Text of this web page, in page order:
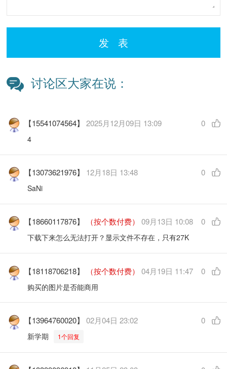
发 表
讨论区大家在说：
【15541074564】2025月12月09日 13:09 0
4
【13073621976】 12月18日 13:48 0
SaNi
【18660117876】 （按个数付费） 09月13日 10:08 0
下载下来怎么无法打开？显示文件不存在，只有27K
【18118706218】 （按个数付费） 04月19日 11:47 0
购买的图片是否能商用
【13964760020】02月04日 23:02 0
新学期 1个回复